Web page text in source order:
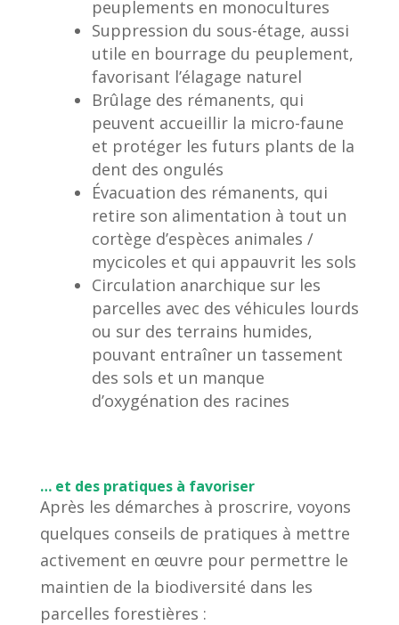
peuplements en monocultures
Suppression du sous-étage, aussi
utile en bourrage du peuplement,
favorisant l’élagage naturel
Brûlage des rémanents, qui
peuvent accueillir la micro-faune
et protéger les futurs plants de la
dent des ongulés
Évacuation des rémanents, qui
retire son alimentation à tout un
cortège d’espèces animales /
mycicoles et qui appauvrit les sols
Circulation anarchique sur les
parcelles avec des véhicules lourds
ou sur des terrains humides,
pouvant entraîner un tassement
des sols et un manque
d’oxygénation des racines
… et des pratiques à favoriser
Après les démarches à proscrire, voyons
quelques conseils de pratiques à mettre
activement en œuvre pour permettre le
maintien de la biodiversité dans les
parcelles forestières :